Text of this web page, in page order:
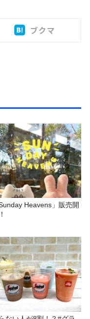
ブクマ
Sunday Heavens」販売開